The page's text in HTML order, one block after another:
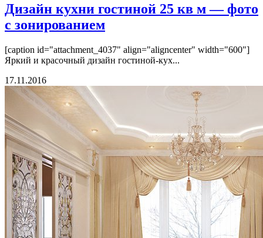
Дизайн кухни гостиной 25 кв м — фото
с зонированием
[caption id="attachment_4037" align="aligncenter" width="600"]
Яркий и красочный дизайн гостиной-кух...
17.11.2016